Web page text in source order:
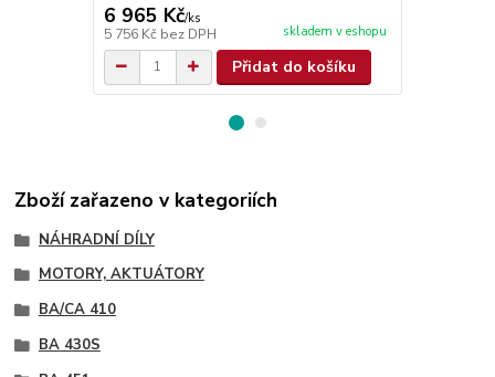
6 965 Kč/ks
5 756 Kč bez DPH skladem v eshopu
Přidat do košíku
Zboží zařazeno v kategoriích
NÁHRADNÍ DÍLY
MOTORY, AKTUÁTORY
BA/CA 410
BA 430S